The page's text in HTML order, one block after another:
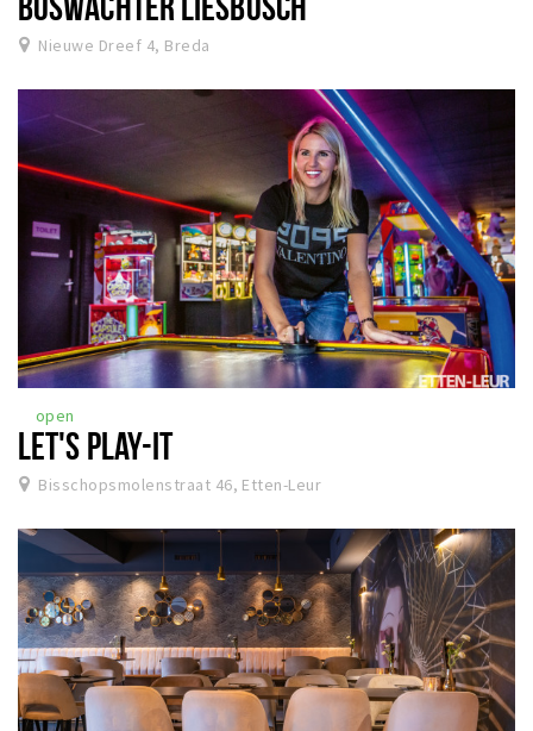
Nieuwe Dreef 4, Breda
open
LET'S PLAY-IT
Bisschopsmolenstraat 46, Etten-Leur